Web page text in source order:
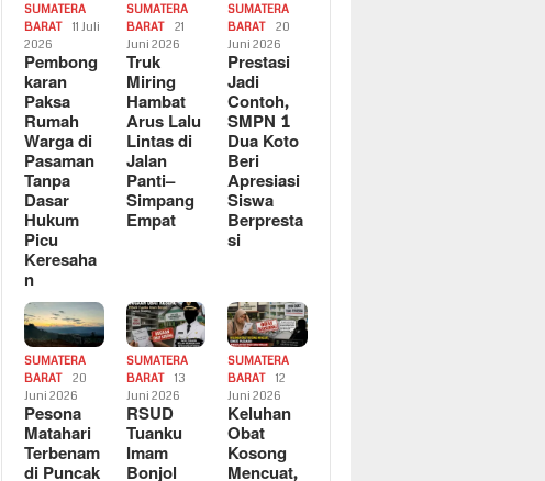
SUMATERA
BARAT
11 Juli
2026
Pembong
karan
Paksa
Rumah
Warga di
Pasaman
Tanpa
Dasar
Hukum
Picu
Keresaha
n
SUMATERA
BARAT
21
Juni 2026
Truk
Miring
Hambat
Arus Lalu
Lintas di
Jalan
Panti–
Simpang
Empat
SUMATERA
BARAT
20
Juni 2026
Prestasi
Jadi
Contoh,
SMPN 1
Dua Koto
Beri
Apresiasi
Siswa
Berpresta
si
SUMATERA
BARAT
20
Juni 2026
Pesona
Matahari
Terbenam
di Puncak
SUMATERA
BARAT
13
Juni 2026
RSUD
Tuanku
Imam
Bonjol
SUMATERA
BARAT
12
Juni 2026
Keluhan
Obat
Kosong
Mencuat,